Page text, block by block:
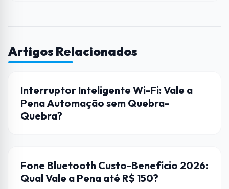
Artigos Relacionados
AUTOMAÇÃO
Interruptor Inteligente Wi-Fi: Vale a
Pena Automação sem Quebra-
Quebra?
FONES DE OUVIDO
Fone Bluetooth Custo-Benefício 2026:
Qual Vale a Pena até R$ 150?